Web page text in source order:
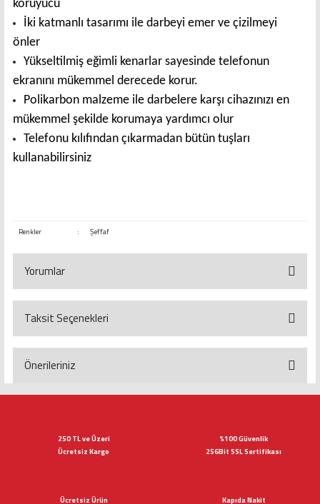
koruyucu
İki katmanlı tasarımı ile darbeyi emer ve çizilmeyi
önler
Yükseltilmiş eğimli kenarlar sayesinde telefonun
ekranını mükemmel derecede korur.
Polikarbon malzeme ile darbelere karşı cihazınızı en
mükemmel şekilde korumaya yardımcı olur
Telefonu kılıfından çıkarmadan bütün tuşları
kullanabilirsiniz
Renkler : Şeffaf
Yorumlar
Bu ürüne ilk yorumu siz yapın!
Taksit Seçenekleri
Önerileriniz
250 TL ve Üzeri
Ücretsiz Kargo
%100 Güvenlik
256Bit SSL Sertifikası
Ücretsiz Ürün
Kapıda Nakit